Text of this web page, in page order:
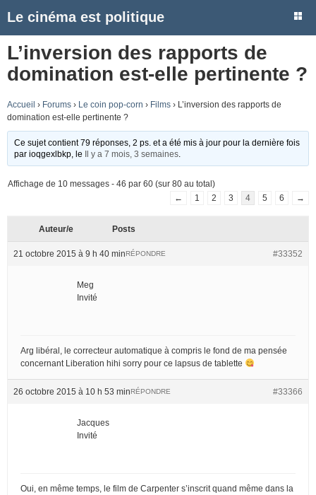
Le cinéma est politique
L’inversion des rapports de
domination est-elle pertinente ?
Accueil › Forums › Le coin pop-corn › Films › L’inversion des rapports de
domination est-elle pertinente ?
Ce sujet contient 79 réponses, 2 ps. et a été mis à jour pour la dernière fois
parioqgexlbkp , le Il y a 7 mois, 3 semaines
Affichage de 10 messages - 46 par 60 (sur 80 au total)
←
1 2 3 4 5 6 →
Auteur/e Posts
21 octobre 2015 à 9 h 40 min #33352
RÉPONDRE
Meg
Invité
Arg libéral, le correcteur automatique à compris le fond de ma pensée
concernant Liberation hihi sorry pour ce lapsus de tablette
26 octobre 2015 à 10 h 53 min #33366
RÉPONDRE
Jacques
Invité
Oui, en même temps, le film de Carpenter s’inscrit quand même dans la